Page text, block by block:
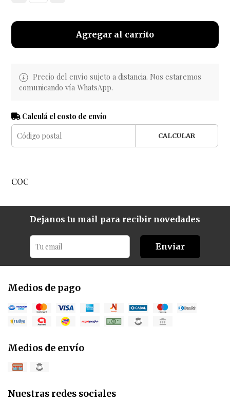
Agregar al carrito
Precio del envío sujeto a distancia. Nos estaremos
comunicando vía WhatsApp.
Calculá el costo de envío
CALCULAR
COC
Dejanos tu mail para recibir novedades
Enviar
Medios de pago
Medios de envío
Nuestras redes sociales